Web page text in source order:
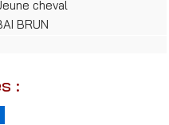
cheval
BRUN
: